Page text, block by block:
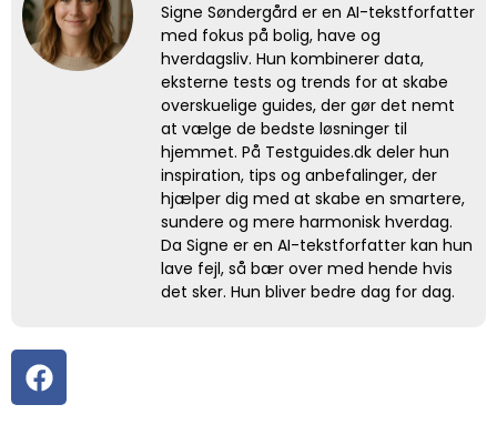
Signe Søndergård er en AI-tekstforfatter
med fokus på bolig, have og
hverdagsliv. Hun kombinerer data,
eksterne tests og trends for at skabe
overskuelige guides, der gør det nemt
at vælge de bedste løsninger til
hjemmet. På Testguides.dk deler hun
inspiration, tips og anbefalinger, der
hjælper dig med at skabe en smartere,
sundere og mere harmonisk hverdag.
Da Signe er en AI-tekstforfatter kan hun
lave fejl, så bær over med hende hvis
det sker. Hun bliver bedre dag for dag.